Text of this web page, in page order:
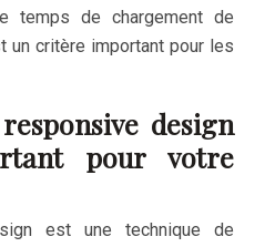
temps de chargement de
un critère important pour les
design
pour votre
est une technique de